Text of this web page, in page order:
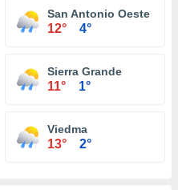
San Antonio Oeste
12° 4°
Sierra Grande
11° 1°
Viedma
13° 2°